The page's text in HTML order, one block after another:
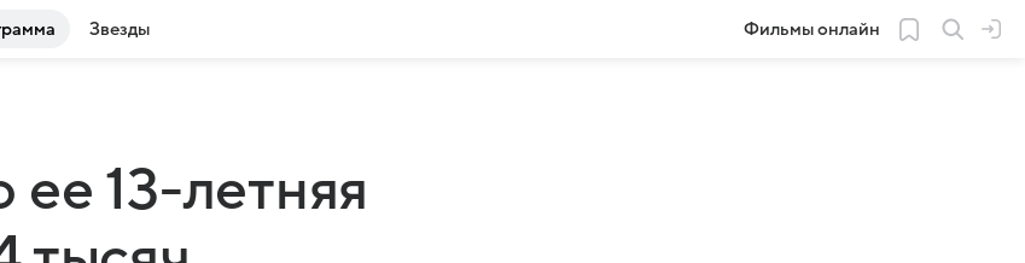
Звезды Фильмы онлайн
ее 13-летняя